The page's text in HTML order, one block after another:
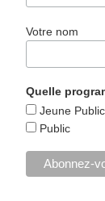
Votre nom
Quelle
Jeune Public
Public